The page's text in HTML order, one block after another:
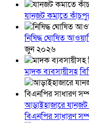
যানজট কমাতে
নিষিদ্ধ ঘোষিত
জুন ২০২৬
মাদক ব্যবসায়ীসহ
আড়াইহাজারে যানজট
বিএনপির সাধারণ